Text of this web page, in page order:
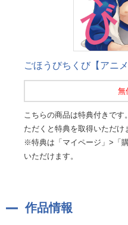
ごほうびちくび【アニ
無
こちらの商品は特典付きで
ただくと特典を取得いただけ
※特典は「マイページ」>「
いただけます。
作品情報